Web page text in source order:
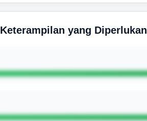
Keterampilan yang Diperlukan